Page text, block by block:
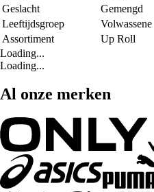
Geslacht
Gemengd
Leeftijdsgroep
Volwassene
Assortiment
Up Roll
Loading...
Loading...
Al onze merken